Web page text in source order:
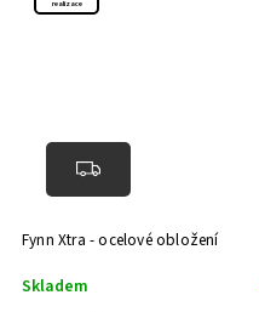
realizace
Fynn Xtra - ocelové obložení
Skladem